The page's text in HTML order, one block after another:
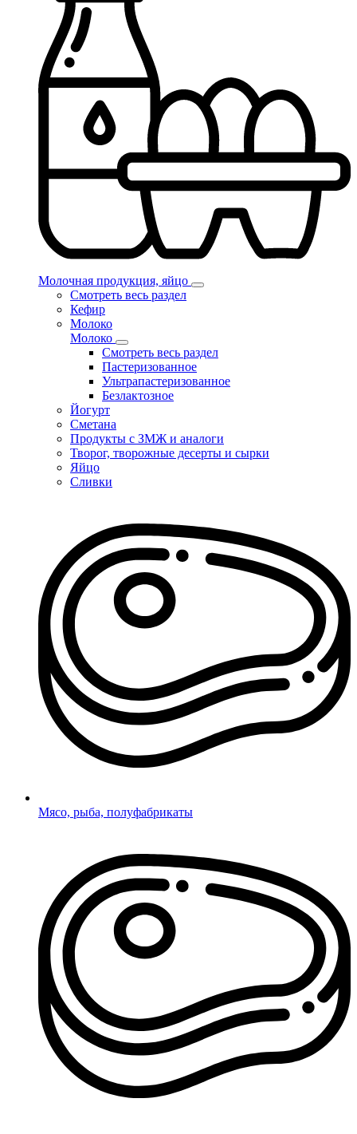
Молочная продукция, яйцо
Смотреть весь раздел
Кефир
Молоко
Молоко
Смотреть весь раздел
Пастеризованное
Ультрапастеризованное
Безлактозное
Йогурт
Сметана
Продукты с ЗМЖ и аналоги
Творог, творожные десерты и сырки
Яйцо
Сливки
Мясо, рыба, полуфабрикаты